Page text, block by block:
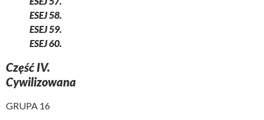
ESEJ 58.
ESEJ 59.
ESEJ 60.
Część IV.
Cywilizowana
GRUPA 16